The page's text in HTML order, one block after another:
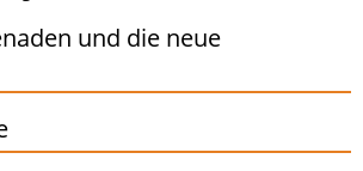
und die neue